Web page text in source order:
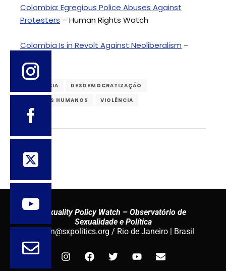
Colombia: Egregious Police Abuses Against
Protesters – Human Rights Watch
Colombia Is in Revolt Against Neoliberalism –
COLÔMBIA
DESDEMOCRATIZAÇÃO
DIREITOS HUMANOS
VIOLÊNCIA
Sexuality Policy Watch – Observatório de
Sexualidade e Política
admin@sxpolitics.org / Rio de Janeiro | Brasil